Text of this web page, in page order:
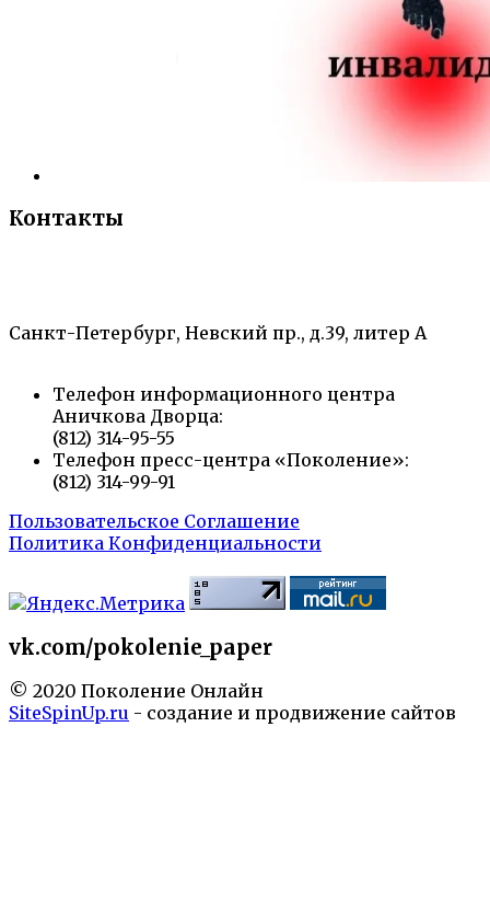
Контакты
Санкт-Петербург, Невский пр., д.39, литер А
Телефон информационного центра
Аничкова Дворца:
(812) 314-95-55
Телефон пресс-центра «Поколение»:
(812) 314-99-91
Пользовательское Соглашение
Политика Конфиденциальности
vk.com/pokolenie_paper
© 2020 Поколение Онлайн
SiteSpinUp.ru - создание и продвижение сайтов